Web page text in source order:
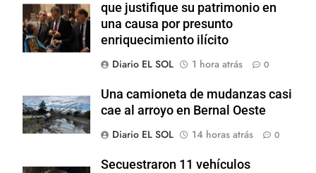
que justifique su patrimonio en
una causa por presunto
enriquecimiento ilícito
Diario EL SOL
1 hora atrás 0
Una camioneta de mudanzas casi
cae al arroyo en Bernal Oeste
Diario EL SOL
14 horas atrás 0
Secuestraron 11 vehículos